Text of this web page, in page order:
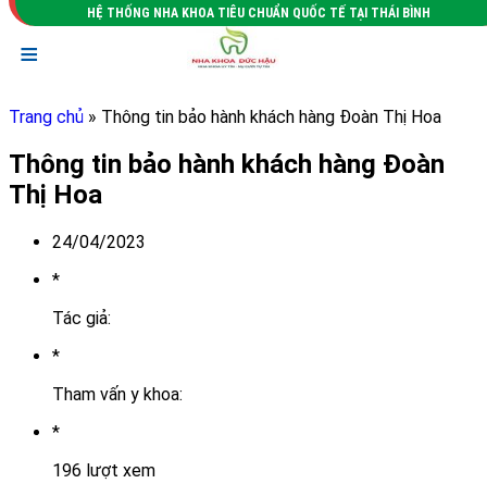
HỆ THỐNG NHA KHOA TIÊU CHUẨN QUỐC TẾ TẠI THÁI BÌNH
≡
Trang chủ » Thông tin bảo hành khách hàng Đoàn Thị Hoa
Thông tin bảo hành khách hàng Đoàn
Thị Hoa
24/04/2023
*
Tác giả:
*
Tham vấn y khoa:
*
196 lượt xem